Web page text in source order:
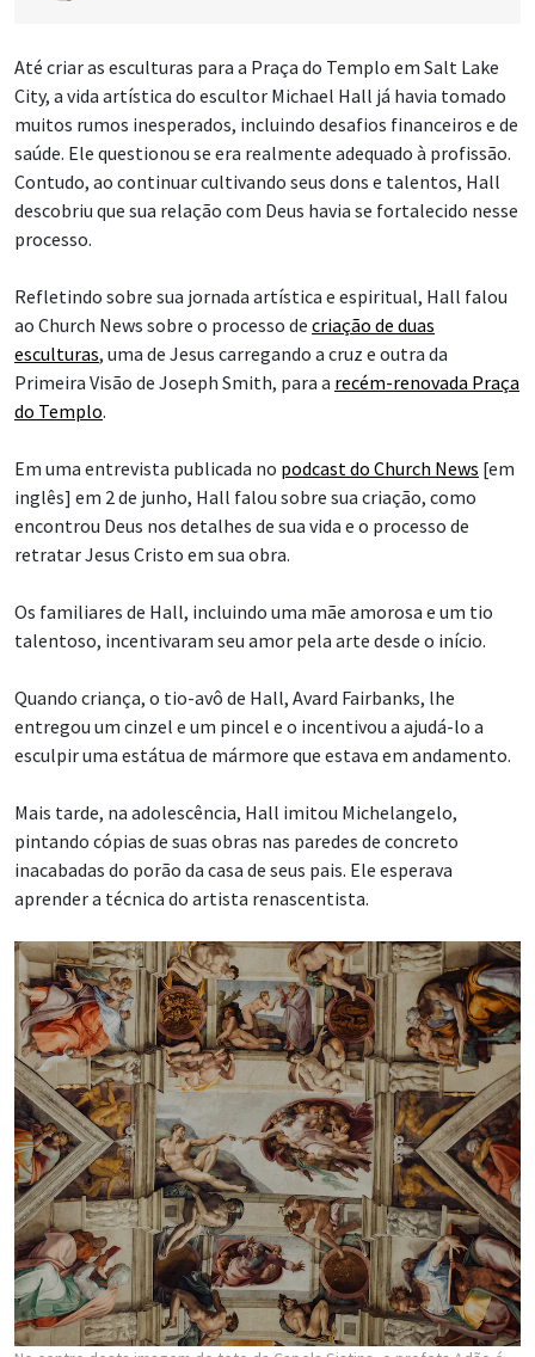
Até criar as esculturas para a Praça do Templo em Salt Lake
City, a vida artística do escultor Michael Hall já havia tomado
muitos rumos inesperados, incluindo desafios financeiros e de
saúde. Ele questionou se era realmente adequado à profissão.
Contudo, ao continuar cultivando seus dons e talentos, Hall
descobriu que sua relação com Deus havia se fortalecido nesse
processo.
Refletindo sobre sua jornada artística e espiritual, Hall falou
ao Church News sobre o processo de criação de duas
esculturas, uma de Jesus carregando a cruz e outra da
Primeira Visão de Joseph Smith, para a recém-renovada Praça
do Templo.
Em uma entrevista publicada no podcast do Church News [em
inglês] em 2 de junho, Hall falou sobre sua criação, como
encontrou Deus nos detalhes de sua vida e o processo de
retratar Jesus Cristo em sua obra.
Os familiares de Hall, incluindo uma mãe amorosa e um tio
talentoso, incentivaram seu amor pela arte desde o início.
Quando criança, o tio-avô de Hall, Avard Fairbanks, lhe
entregou um cinzel e um pincel e o incentivou a ajudá-lo a
esculpir uma estátua de mármore que estava em andamento.
Mais tarde, na adolescência, Hall imitou Michelangelo,
pintando cópias de suas obras nas paredes de concreto
inacabadas do porão da casa de seus pais. Ele esperava
aprender a técnica do artista renascentista.